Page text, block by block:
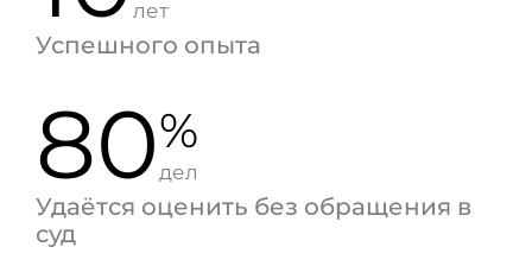
лет
Успешного опыта
80%
дел
Удаётся оценить без обращения в
суд